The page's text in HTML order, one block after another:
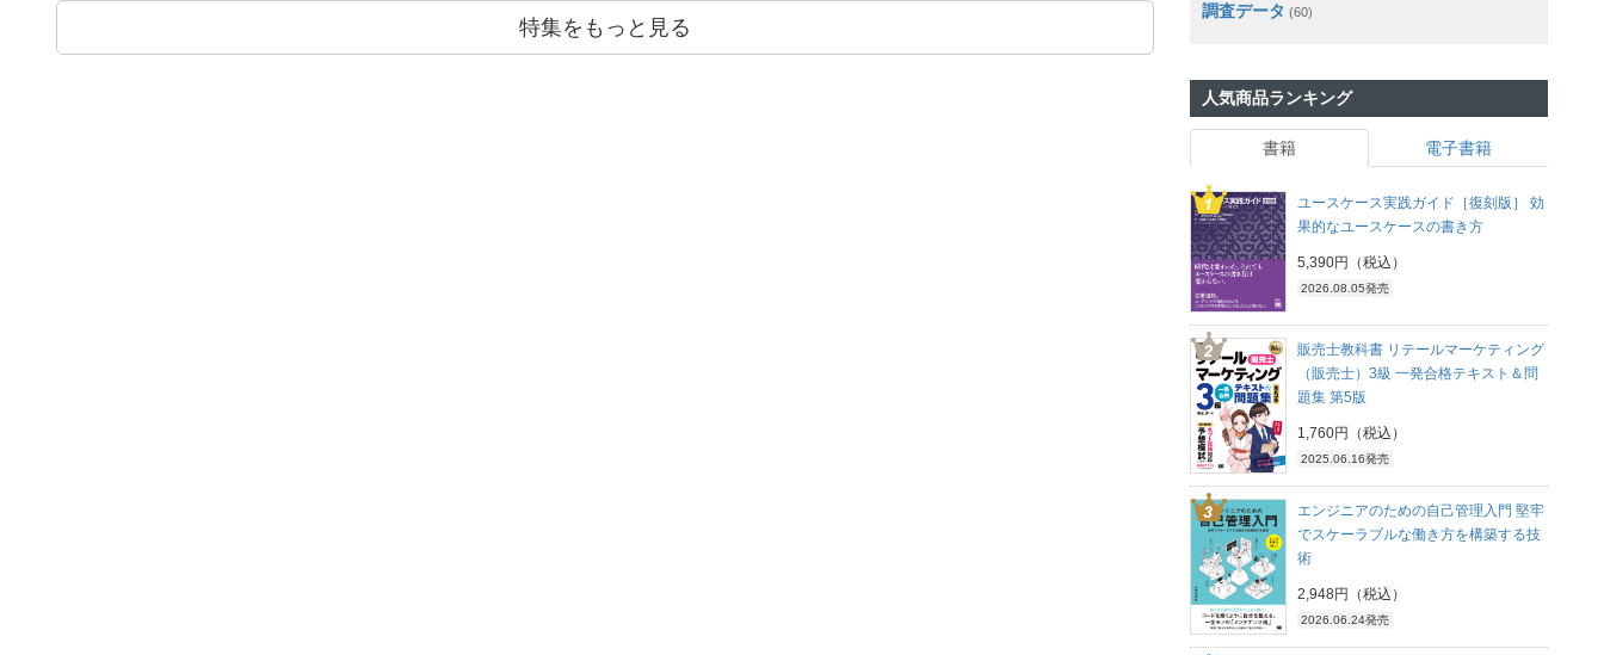
特集をもっと見る
調査データ (60)
人気商品ランキング
書籍 電子書籍
ユースケース実践ガイド［復刻版］ 効
果的なユースケースの書き方
5,390円（税込）
2026.08.05発売
販売士教科書 リテールマーケティング
（販売士）3級 一発合格テキスト＆問
題集 第5版
1,760円（税込）
2025.06.16発売
エンジニアのための自己管理入門 堅牢
でスケーラブルな働き方を構築する技
術
2,948円（税込）
2026.06.24発売